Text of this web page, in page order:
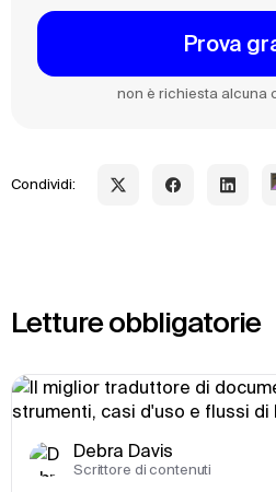
Prova
non è richiesta alcuna
Condividi:
Letture obbligatorie
Debra Davis
Scrittore di contenuti